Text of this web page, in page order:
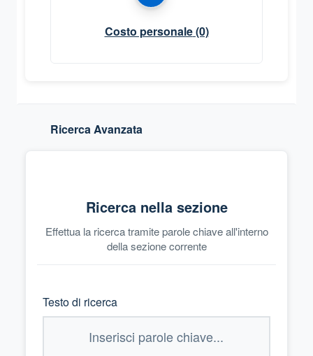
Costo personale(0)
Ricerca Avanzata
Ricerca nella sezione
Effettua la ricerca tramite parole chiave all'interno
della sezione corrente
Testo di ricerca